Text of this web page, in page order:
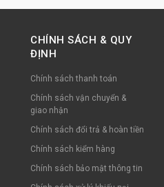
CHÍNH SÁCH & QUY
ĐỊNH
Chính sách thanh toán
Chính sách vận chuyển &
giao nhận
Chính sách đổi trả & hoàn tiền
Chính sách kiểm hàng
Chính sách bảo mật thông tin